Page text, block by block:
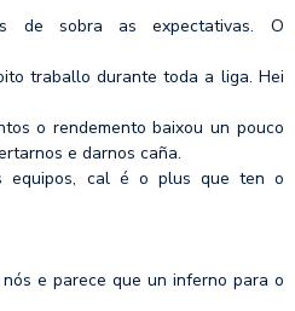
de sobra as expectativas. O
traballo durante toda a liga. Hei
o rendemento baixou un pouco
e darnos caña.
equipos, cal é o plus que ten o
e parece que un inferno para o